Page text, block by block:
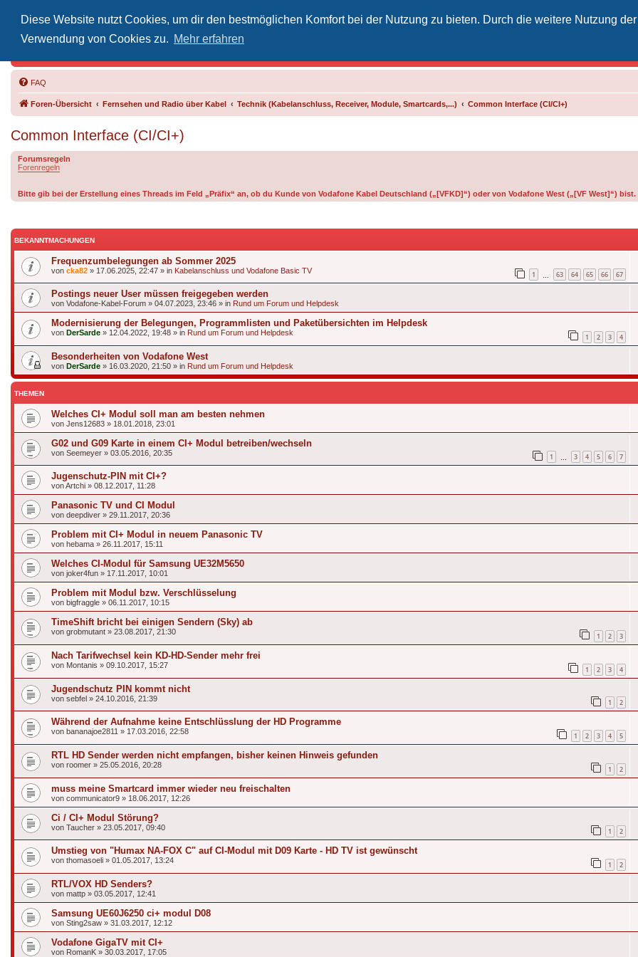
Diese Website nutzt Cookies, um dir den bestmöglichen Komfort bei der Nutzung zu bieten. Durch die weitere Nutzung
Verwendung von Cookies zu. Mehr erfahren
FAQ
Foren-Übersicht Fernsehen und Radio über Kabel Technik (Kabelanschluss, Receiver, Module, Smartcards,...) Common Interface (CI/CI+)
Common Interface (CI/CI+)
Forumsregeln
Forenregeln
Bitte gib bei der Erstellung eines Threads im Feld „Präfix“ an, ob du Kunde von Vodafone Kabel Deutschland („[VFKD]“) oder von Vodafone West („[VF West]“) bist.
BEKANNTMACHUNGEN
Frequenzumbelegungen ab Sommer 2025
von cka82 » 17.06.2025, 22:47 » in Kabelanschluss und Vodafone Basic TV 1 63 64 65 66 67
Postings neuer User müssen freigegeben werden
von Vodafone-Kabel-Forum » 04.07.2023, 23:46 » in Rund um Forum und Helpdesk
Modernisierung der Belegungen, Programmlisten und Paketübersichten im Helpdesk
von DerSarde » 12.04.2022, 19:48 » in Rund um Forum und Helpdesk 1 2 3 4
Besonderheiten von Vodafone West
von DerSarde » 16.03.2020, 21:50 » in Rund um Forum und Helpdesk
THEMEN
Welches CI+ Modul soll man am besten nehmen
von Jens12683 » 18.01.2018, 23:01
G02 und G09 Karte in einem CI+ Modul betreiben/wechseln
von Seemeyer » 03.05.2016, 20:35 1 3 4 5 6 7
Jugenschutz-PIN mit CI+?
vonArtchi » 08.12.2017, 11:28
Panasonic TV und CI Modul
von deepdiver » 29.11.2017, 20:36
Problem mit CI+ Modul in neuem Panasonic TV
von hebama » 26.11.2017, 15:11
Welches CI-Modul für Samsung UE32M5650
von joker4fun » 17.11.2017, 10:01
Problem mit Modul bzw. Verschlüsselung
von bigfraggle » 06.11.2017, 10:15
TimeShift bricht bei einigen Sendern (Sky) ab
von grobmutant » 23.08.2017, 21:30 1 2 3
Nach Tarifwechsel kein KD-HD-Sender mehr frei
von Montanis » 09.10.2017, 15:27 1 2 3 4
Jugendschutz PIN kommt nicht
von sebfel » 24.10.2016, 21:39 1 2
Während der Aufnahme keine Entschlüsslung der HD Programme
von bananajoe2811 » 17.03.2016, 22:58 1 2 3 4 5
RTL HD Sender werden nicht empfangen, bisher keinen Hinweis gefunden
von roomer » 25.05.2016, 20:28 1 2
muss meine Smartcard immer wieder neu freischalten
von communicator9 » 18.06.2017, 12:26
Ci / CI+ Modul Störung?
von Taucher » 23.05.2017, 09:40 1 2
Umstieg von "Humax NA-FOX C" auf CI-Modul mit D09 Karte - HD TV ist gewünscht
von thomasoeli » 01.05.2017, 13:24 1 2
RTL/VOX HD Senders?
von mattp » 03.05.2017, 12:41
Samsung UE60J6250 ci+ modul D08
von Sting2saw » 31.03.2017, 12:12
Vodafone GigaTV mit CI+
von RomanK » 30.03.2017, 17:05